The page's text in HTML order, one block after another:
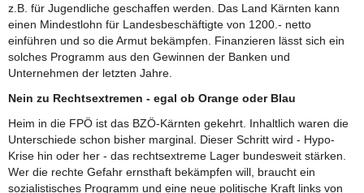
z.B. für Jugendliche geschaffen werden. Das Land Kärnten kann
einen Mindestlohn für Landesbeschäftigte von 1200.- netto
einführen und so die Armut bekämpfen. Finanzieren lässt sich ein
solches Programm aus den Gewinnen der Banken und
Unternehmen der letzten Jahre.
Nein zu Rechtsextremen - egal ob Orange oder Blau
Heim in die FPÖ ist das BZÖ-Kärnten gekehrt. Inhaltlich waren die
Unterschiede schon bisher marginal. Dieser Schritt wird - Hypo-
Krise hin oder her - das rechtsextreme Lager bundesweit stärken.
Wer die rechte Gefahr ernsthaft bekämpfen will, braucht ein
sozialistisches Programm und eine neue politische Kraft links von